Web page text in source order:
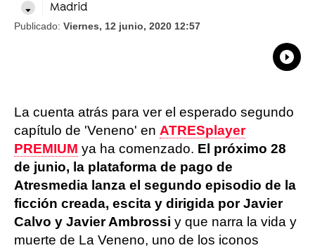
Madrid
Publicado: Viernes, 12 junio, 2020 12:57
La cuenta atrás para ver el esperado segundo
capítulo de 'Veneno' en ATRESplayer
PREMIUM ya ha comenzado. El próximo 28
de junio, la plataforma de pago de
Atresmedia lanza el segundo episodio de la
ficción creada, escita y dirigida por Javier
Calvo y Javier Ambrossi y que narra la vida y
muerte de La Veneno­, uno de los iconos